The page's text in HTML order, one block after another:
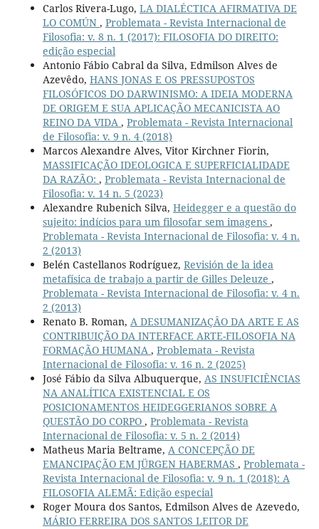
Carlos Rivera-Lugo, LA DIALÉCTICA AFIRMATIVA DE
LO COMÚN , Problemata - Revista Internacional de
Filosofia: v. 8 n. 1 (2017): FILOSOFIA DO DIREITO:
edição especial
Antonio Fábio Cabral da Silva, Edmilson Alves de
Azevêdo, HANS JONAS E OS PRESSUPOSTOS
FILOSÓFICOS DO DARWINISMO: A IDEIA MODERNA
DE ORIGEM E SUA APLICAÇÃO MECANICISTA AO
REINO DA VIDA , Problemata - Revista Internacional
de Filosofia: v. 9 n. 4 (2018)
Marcos Alexandre Alves, Vitor Kirchner Fiorin,
MASSIFICAÇÃO IDEOLOGICA E SUPERFICIALIDADE
DA RAZÃO: , Problemata - Revista Internacional de
Filosofia: v. 14 n. 5 (2023)
Alexandre Rubenich Silva, Heidegger e a questão do
sujeito: indícios para um filosofar sem imagens ,
Problemata - Revista Internacional de Filosofia: v. 4 n.
2 (2013)
Belén Castellanos Rodríguez, Revisión de la idea
metafísica de trabajo a partir de Gilles Deleuze ,
Problemata - Revista Internacional de Filosofia: v. 4 n.
2 (2013)
Renato B. Roman, A DESUMANIZAÇÂO DA ARTE E AS
CONTRIBUIÇÃO DA INTERFACE ARTE-FILOSOFIA NA
FORMAÇÃO HUMANA , Problemata - Revista
Internacional de Filosofia: v. 16 n. 2 (2025)
José Fábio da Silva Albuquerque, AS INSUFICIÊNCIAS
NA ANALÍTICA EXISTENCIAL E OS
POSICIONAMENTOS HEIDEGGERIANOS SOBRE A
QUESTÃO DO CORPO , Problemata - Revista
Internacional de Filosofia: v. 5 n. 2 (2014)
Matheus Maria Beltrame, A CONCEPÇÃO DE
EMANCIPAÇÃO EM JÜRGEN HABERMAS , Problemata -
Revista Internacional de Filosofia: v. 9 n. 1 (2018): A
FILOSOFIA ALEMÃ: Edição especial
Roger Moura dos Santos, Edmilson Alves de Azevedo,
MÁRIO FERREIRA DOS SANTOS LEITOR DE